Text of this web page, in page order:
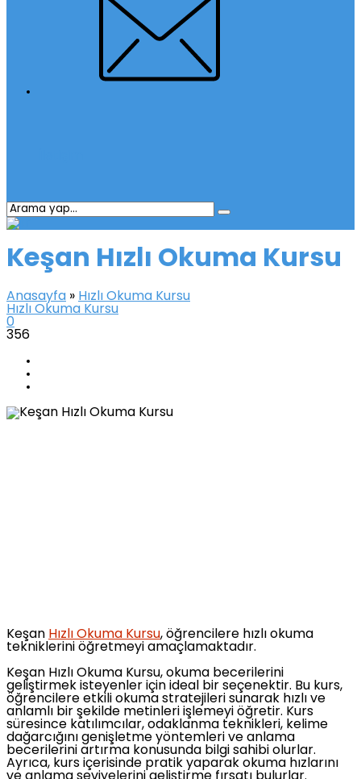
Keşan Hızlı Okuma Kursu
Anasayfa » Hızlı Okuma Kursu
Hızlı Okuma Kursu
0
356
Keşan Hızlı Okuma Kursu, öğrencilere hızlı okuma
tekniklerini öğretmeyi amaçlamaktadır.
Keşan Hızlı Okuma Kursu, okuma becerilerini
geliştirmek isteyenler için ideal bir seçenektir. Bu kurs,
öğrencilere etkili okuma stratejileri sunarak hızlı ve
anlamlı bir şekilde metinleri işlemeyi öğretir. Kurs
süresince katılımcılar, odaklanma teknikleri, kelime
dağarcığını genişletme yöntemleri ve anlama
becerilerini artırma konusunda bilgi sahibi olurlar.
Ayrıca, kurs içerisinde pratik yaparak okuma hızlarını